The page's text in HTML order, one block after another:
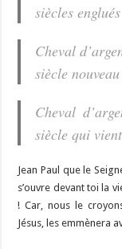
siècles englués
Cheval
siècle
Cheval
siècle qui
Jean Paul que le
s’ouvre devant toi la
! Car, nous le
Jésus, les emmènera